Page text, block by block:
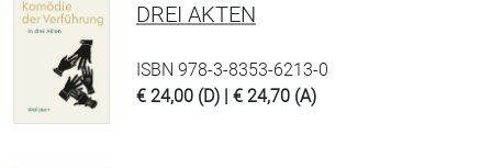
DREI AKTEN
ISBN 978-3-8353-6213-0
€ 24,00 (D) | € 24,70 (A)